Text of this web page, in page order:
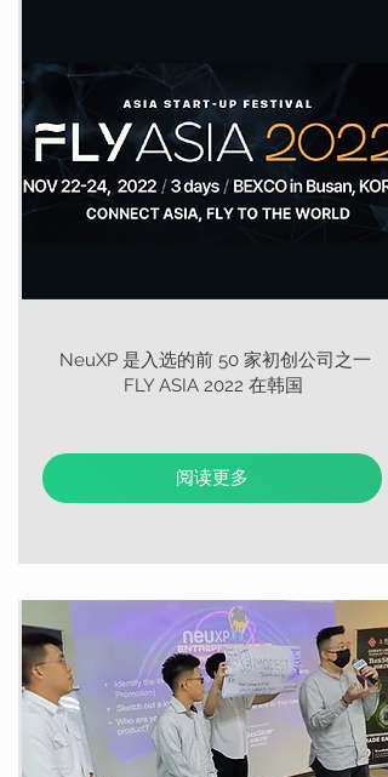
NeuXP 是入选的前 50 家初创公司之一
FLY ASIA 2022 在韩国
阅读更多